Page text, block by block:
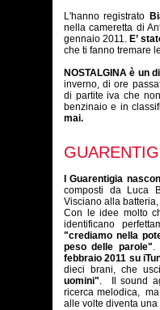
L'hanno registrato
nella cameretta di
gennaio 2011. E’
che ti fanno tremare
NOSTALGINA è un
inverno, di ore
di partite iva che
benzinaio e in
mai.
I Guarentigia
composti da Luca
Visciano alla
Con le idee molto
identificano
"crediamo nella
peso delle parole".
febbraio 2011 su
dieci brani, che
uomini". Il sound
ricerca melodica,
alle volte diventa